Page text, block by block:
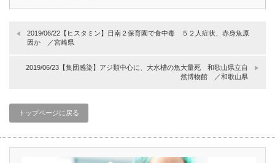
2019/06/22【ヒスタミン】日南２保育園で食中毒 ５２人症状、赤身魚原
因か ／宮崎県
2019/06/23【集団感染】アジ類中心に、大水槽の魚大量死 和歌山県立自
然博物館 ／和歌山県
トップページに戻る